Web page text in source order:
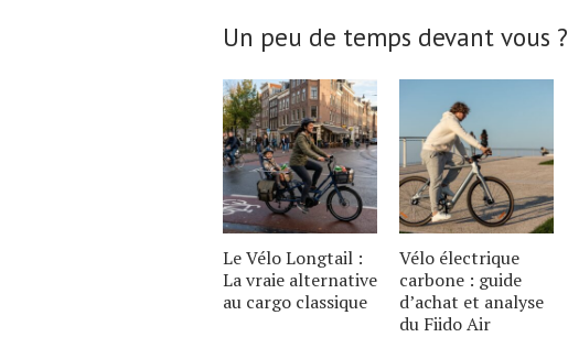
Un peu de temps devant vous ?
Le Vélo Longtail :
La vraie alternative
au cargo classique
Vélo électrique
carbone : guide
d’achat et analyse
du Fiido Air